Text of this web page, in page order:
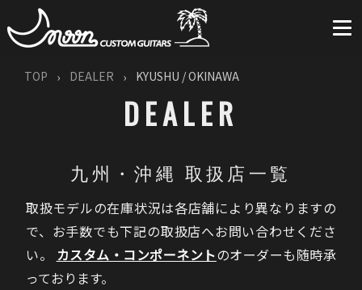
TOP DEALER KYUSHU / OKINAWA
DEALER
九州・沖縄 取扱店一覧
取扱モデルの在庫状況は各店舗により異なりますの
で、お手数でも下記の取扱店へお問い合わせくださ
い。
カスタム・コンポーネントのオーダーも随時承
っております。